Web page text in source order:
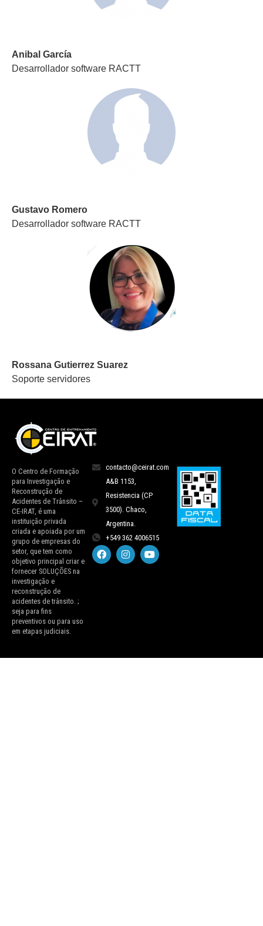
Anibal García
Desarrollador software RACTT
Gustavo Romero
Desarrollador software RACTT
Rossana Gutierrez Suarez
Soporte servidores
O Centro de Formação
para Investigação e
Reconstrução de
Acidentes de Trânsito –
CE-IRAT, é uma
instituição privada
criada e apoiada por um
grupo de empresas do
setor, que tem como
objetivo principal criar e
fornecer SOLUÇÕES na
investigação e
reconstrução de
acidentes de trânsito. ;
seja para fins
preventivos ou para uso
em etapas judiciais.
contacto@ceirat.com
A&B 1153,
Resistencia (CP
3500). Chaco,
Argentina.
+549 362 4006515